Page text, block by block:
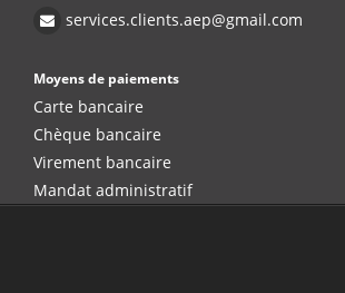
services.clients.aep@gmail.com
Moyens de paiements
Carte bancaire
Chèque bancaire
Virement bancaire
Mandat administratif